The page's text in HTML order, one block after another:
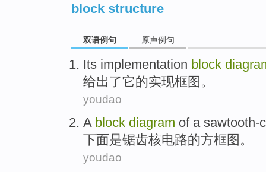
block structure
双语例句 原声例句
Its implementation block
给出了它的实现框图 。
youdao
A block diagram of a sawtooth-
下面是锯齿核电路的方框图 。
youdao